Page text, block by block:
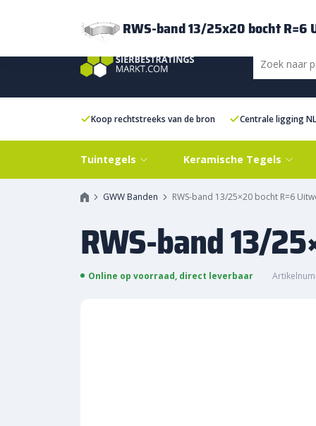
Koop rechtstreeks van de bron Centrale ligging NL
Tuintegels Keramische Tegels
GWW Banden RWS-band 13/25×20 bocht R=6
RWS-band 13/
Online op voorraad, direct leverbaar
RWS-band 13/25x20 bocht R=6